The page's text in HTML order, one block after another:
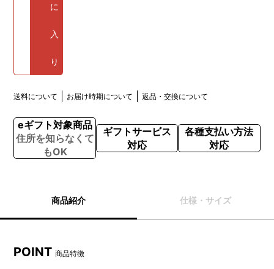
に
入
り
送料について お届け時期について 返品・交換について
eギフト対象商品
住所を知らなくて
もOK
ギフトサービス
対応
各種支払い方法
対応
商品紹介 仕様・サイズ
POINT商品特徴